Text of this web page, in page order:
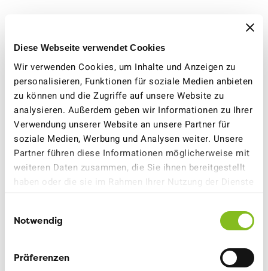
Diese Webseite verwendet Cookies
Wir verwenden Cookies, um Inhalte und Anzeigen zu
personalisieren, Funktionen für soziale Medien anbieten
zu können und die Zugriffe auf unsere Website zu
analysieren. Außerdem geben wir Informationen zu Ihrer
Verwendung unserer Website an unsere Partner für
soziale Medien, Werbung und Analysen weiter. Unsere
Partner führen diese Informationen möglicherweise mit
weiteren Daten zusammen, die Sie ihnen bereitgestellt
haben oder die sie im Rahmen Ihrer Nutzung der Dienste
gesammelt haben.
Notwendig
Präferenzen
Benötigte Zeit: ca. 30 Minuten
Billettesind erhältlich am Kiosk, in Bars und Tabakläden
am Bahnhof.
Wie komme ich aufs Schiff?
Zu Fuss: Vom Check-in zur Fähre je nach Destination
ca. 800 - 1700 m
Mit Shuttlebus: Die Shuttlebusse zwischen Biglietteria
und Einstiegsdock verkehren jeweils ca. eine Stunde vor
Check-in nachfragen.